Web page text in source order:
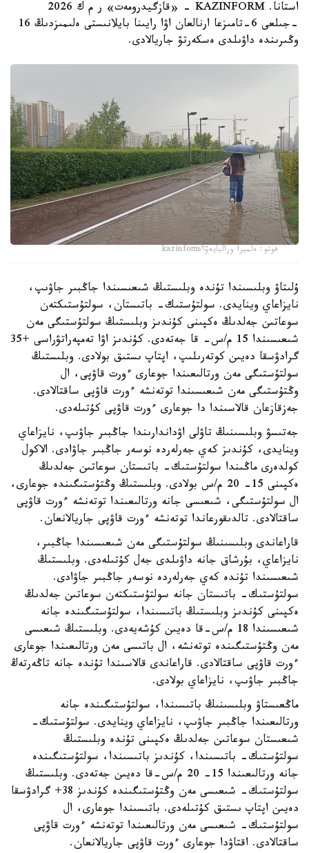
استانا. KAZINFORM - «قازگيدرومەت» ر م ك 2026
-جىلعى 6-تامىزعا ارنالعان اۋا رايىنا بايلانىستى ەلىمىزدىڭ 16
وڭىرىندە داۋىلدى ەسكەرتۋ جاريالادى.
فوتو: ەلميرا ورالبايەۆا/kazinform
ۇلىتاۋ وبلىسىندا تۇندە وبلىستىڭ شىعىسىندا جاڭبىر جاۋىپ،
نايزاعاي وينايدى. سولتۇستىك- باتىستان، سولتۇستىكتەن
سوعاتىن جەلدىڭ ەكپىنى كۇندىز وبلىستىڭ سولتۇستىگى مەن
شىعىسىندا 15 م/س- قا جەتەدى. كۇندىز اۋا تەمپەراتۋراسى +35
گرادۋسقا دەيىن كوتەرىلىپ، اپتاپ ىستىق بولادى. وبلىستىڭ
سولتۇستىگى مەن ورتالىعىندا جوعارى ءورت قاۋپى، ال
وڭتۇستىگى مەن شىعىسىندا توتەنشە ءورت قاۋپى ساقتالادى.
جەزقازعان قالاسىندا دا جوعارى ءورت قاۋپى كۇتىلەدى.
جەتىسۋ وبلىسىنىڭ تاۋلى اۋداندارىندا جاڭبىر جاۋىپ، نايزاعاي
وينايدى، كۇندىز كەي جەرلەردە نوسەر جاڭبىر جاۋادى. الاكول
كولدەرى ماڭىندا سولتۇستىك- باتىستان سوعاتىن جەلدىڭ
ەكپىنى 15- 20 م/س بولادى. وبلىستىڭ وڭتۇستىگىندە جوعارى،
ال سولتۇستىگى، شىعىسى جانە ورتالىعىندا توتەنشە ءورت قاۋپى
ساقتالادى. تالدىقورعاندا توتەنشە ءورت قاۋپى جاريالانعان.
قاراعاندى وبلىسىنىڭ سولتۇستىگى مەن شىعىسىندا جاڭبىر،
نايزاعاي، بۇرشاق جانە داۋىلدى جەل كۇتىلەدى. وبلىستىڭ
شىعىسىندا تۇندە كەي جەرلەردە نوسەر جاڭبىر جاۋادى.
سولتۇستىك- باتىستان جانە سولتۇستىكتەن سوعاتىن جەلدىڭ
ەكپىنى كۇندىز وبلىستىڭ باتىسىندا، سولتۇستىگىندە جانە
شىعىسىندا 18 م/س-قا دەيىن كۇشەيەدى. وبلىستىڭ شىعىسى
مەن وڭتۇستىگىندە توتەنشە، ال باتىسى مەن ورتالىعىندا جوعارى
ءورت قاۋپى ساقتالادى. قاراعاندى قالاسىندا تۇندە جانە تاڭەرتەڭ
جاڭبىر جاۋىپ، نايزاعاي بولادى.
ماڭعىستاۋ وبلىسىنىڭ باتىسىندا، سولتۇستىگىندە جانە
ورتالىعىندا جاڭبىر جاۋىپ، نايزاعاي وينايدى. سولتۇستىك-
شىعىستان سوعاتىن جەلدىڭ ەكپىنى تۇندە وبلىستىڭ
سولتۇستىك- باتىسىندا، كۇندىز باتىسىندا، سولتۇستىگىندە
جانە ورتالىعىندا 15- 20 م/س-قا دەيىن جەتەدى. وبلىستىڭ
سولتۇستىك- شىعىسى مەن وڭتۇستىگىندە كۇندىز 38+ گرادۋسقا
دەيىن اپتاپ ىستىق كۇتىلەدى. باتىسىندا جوعارى، ال
سولتۇستىك- شىعىسى مەن ورتالىعىندا توتەنشە ءورت قاۋپى
ساقتالادى. اقتاۋدا جوعارى ءورت قاۋپى جاريالانعان.